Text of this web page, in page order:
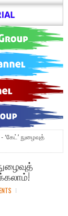
‘கேட்’ நுழைவுத்